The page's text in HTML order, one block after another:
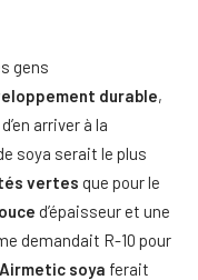
gens
durable,
arriver à la
soya serait le plus
vertes que pour le
d’épaisseur et une
demandait R-10 pour
Airmetic soya ferait